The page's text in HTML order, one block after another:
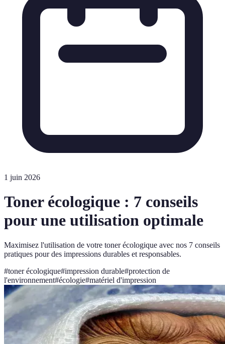
1 juin 2026
Toner écologique : 7 conseils
pour une utilisation optimale
Maximisez l'utilisation de votre toner écologique avec nos 7 conseils
pratiques pour des impressions durables et responsables.
#toner écologique#impression durable#protection de
l'environnement#écologie#matériel d'impression